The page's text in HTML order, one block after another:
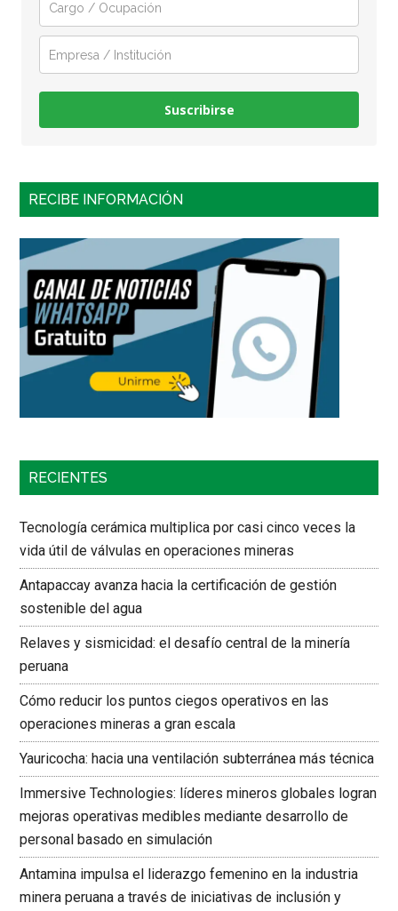
Suscribirse
RECIBE INFORMACIÓN
RECIENTES
Tecnología cerámica multiplica por casi cinco veces la
vida útil de válvulas en operaciones mineras
Antapaccay avanza hacia la certificación de gestión
sostenible del agua
Relaves y sismicidad: el desafío central de la minería
peruana
Cómo reducir los puntos ciegos operativos en las
operaciones mineras a gran escala
Yauricocha: hacia una ventilación subterránea más técnica
Immersive Technologies: líderes mineros globales logran
mejoras operativas medibles mediante desarrollo de
personal basado en simulación
Antamina impulsa el liderazgo femenino en la industria
minera peruana a través de iniciativas de inclusión y